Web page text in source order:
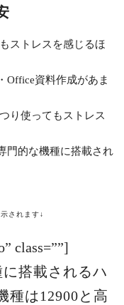
ストレスを感じるほ
Office資料作成があま
り使ってもストレス
門的な機種に搭載され
されます↓
class=””]
搭載されるハ
種は12900と高